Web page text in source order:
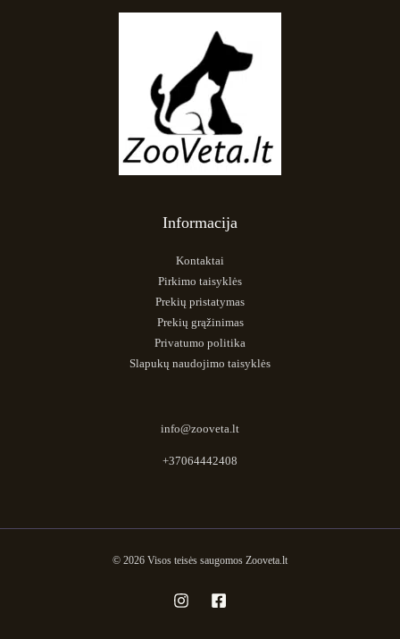
Informacija
Kontaktai
Pirkimo taisyklės
Prekių pristatymas
Prekių grąžinimas
Privatumo politika
Slapukų naudojimo taisyklės
info@zooveta.lt
+37064442408
© 2026 Visos teisės saugomos Zooveta.lt